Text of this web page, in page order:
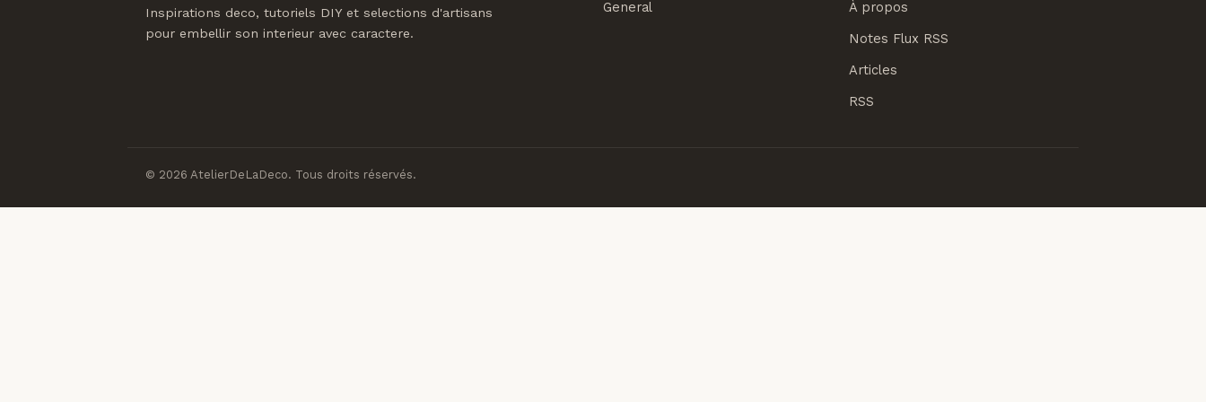
Inspirations deco, tutoriels DIY et selections d'artisans
pour embellir son interieur avec caractere.
General
À propos
Notes Flux RSS
Articles
RSS
© 2026 AtelierDeLaDeco. Tous droits réservés.